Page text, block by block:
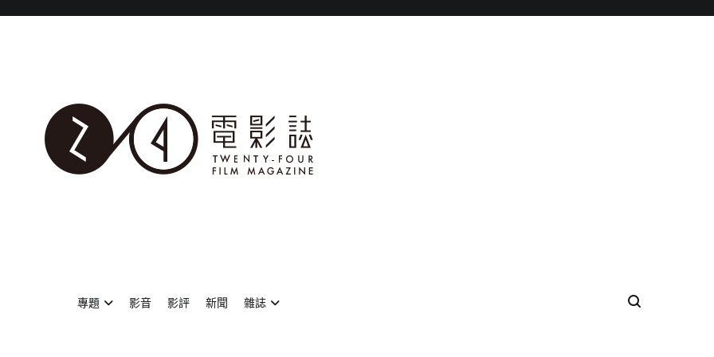
專題 影音 影評 新聞 雜誌